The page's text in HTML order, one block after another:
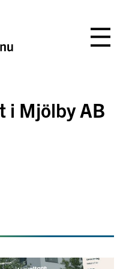
i Mjölby AB